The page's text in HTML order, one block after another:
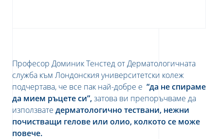
Професор Доминик Тенстед от Дерматологичната
служба към Лондонския университетски колеж
подчертава, че все пак най-добре е “да не спираме
да мием ръцете си”,затова ви препоръчваме да
използвате дерматологично тествани, нежни
почистващи гелове или олио, колкото се може
повече.